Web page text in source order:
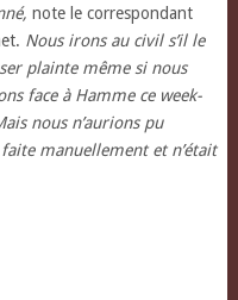
note le correspondant
Nous irons au civil s’il le
plainte même si nous
face à Hamme ce week-
nous n’aurions pu
manuellement et n’était